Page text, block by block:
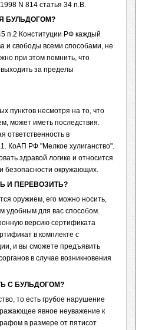
N 814 статья 34 п.В.
БУЛЬДОГОМ?
п.2 Конституции РФ каждый
и свободы всеми способами, не
при этом помнить, что
за пределы
пунктов несмотря на то, что
может иметь последствия.
ответственность в
КоАП РФ "Мелкое хулиганство".
здравой логике и относится
безопасности окружающих.
И ПЕРЕВОЗИТЬ?
оружием, его можно носить,
удобным для вас способом.
версию сертификата
в комплекте с
и вы сможете предъявить
в случае возникновения
С БУЛЬДОГОМ?
то есть грубое нарушение
явное неуважение к
в размере от пятисот